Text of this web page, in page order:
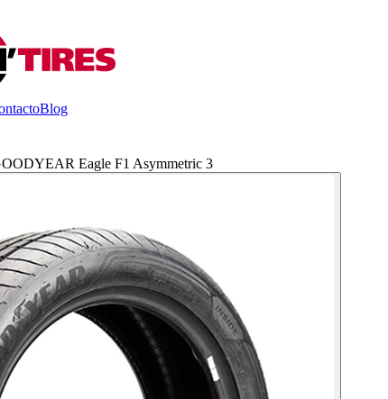
Blog
Eagle F1 Asymmetric 3